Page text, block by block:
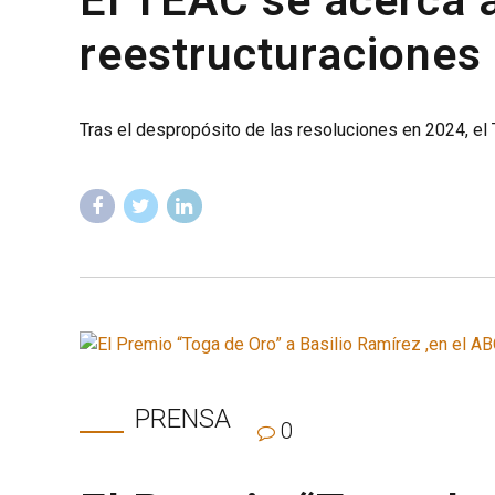
Tras el despropósito de las resoluciones en 2024,
PRENSA 0